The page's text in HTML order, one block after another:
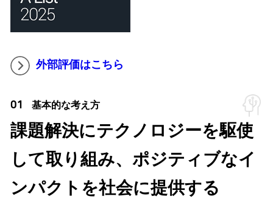
外部評価はこちら
01 基本的な考え方
課題解決にテクノロジーを駆使
して取り組み、ポジティブなイ
ンパクトを社会に提供する